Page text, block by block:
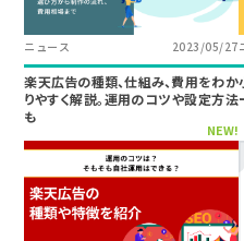
ニュース 2023/05/27
楽天広告の種類、仕組み、費用をわか
りやすく解説。運用のコツや設定方法
も
NEW!